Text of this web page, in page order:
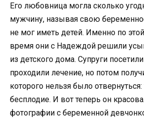
Его любовница могла сколько
мужчину, называя свою
не мог иметь детей. Именно по
время они с Надеждой решили
из детского дома. Супруги
проходили лечение, но потом
которого нельзя было
бесплодие. И вот теперь он
фотографии с беременной